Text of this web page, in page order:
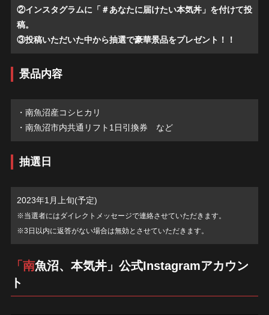
②インスタグラムに「＃あなたに届けたい本気丼」を付けて投
稿。
③投稿いただいた中から抽選で豪華景品をプレゼント！！
景品内容
・南魚沼産コシヒカリ
・南魚沼市内共通リフト1日引換券 など
抽選日
2023年1月上旬(予定)
※当選者にはダイレクトメッセージで連絡させていただきます。
※3日以内に返答がない場合は無効とさせていただきます。
「南魚沼、本気丼」公式Instagramアカウン
ト